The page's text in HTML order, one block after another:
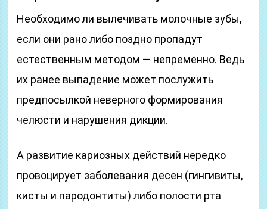
Необходимо ли вылечивать молочные зубы,
если они рано либо поздно пропадут
естественным методом — непременно. Ведь
их ранее выпадение может послужить
предпосылкой неверного формирования
челюсти и нарушения дикции.
А развитие кариозных действий нередко
провоцирует заболевания десен (гингивиты,
кисты и пародонтиты) либо полости рта